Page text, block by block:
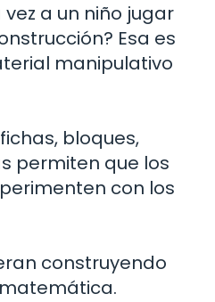
a un niño jugar
Esa es
manipulativo
bloques,
permiten que los
con los
construyendo